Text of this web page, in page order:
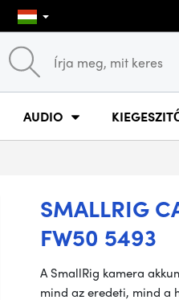
AUDIO
SMALLRIG
FW50 5493
A SmallRig kamera
mind az eredeti, mind a